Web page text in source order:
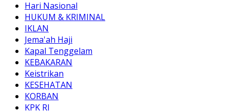
Hari Nasional
HUKUM & KRIMINAL
IKLAN
Jema'ah Haji
Kapal Tenggelam
KEBAKARAN
Keistrikan
KESEHATAN
KORBAN
KPK RI